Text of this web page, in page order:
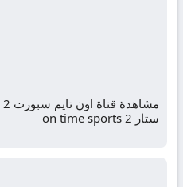
ستار on time sports 2